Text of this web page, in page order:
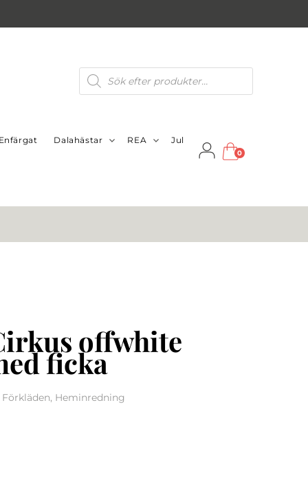
Produktsökning
Dalahästar REA Jul
0
offwhite
ficka
Heminredning